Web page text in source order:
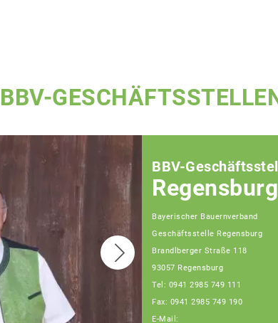
BBV-
BBV-
Regensburg
Bayerischer Bauernverband
Geschäftsstelle Regensburg
Brandlberger Straße 118
93057 Regensburg
Tel: 0941 2985 749 111
Fax: 0941 2985 749 190
E-Mail: